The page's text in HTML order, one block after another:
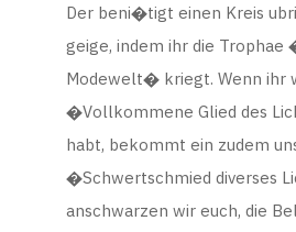
Der beni�tigt einen Kreis
geige, indem ihr die Trophae
Modewelt� kriegt. Wenn ihr
�Vollkommene Glied des
habt, bekommt ein zudem
�Schwertschmied diverses
anschwarzen wir euch, die